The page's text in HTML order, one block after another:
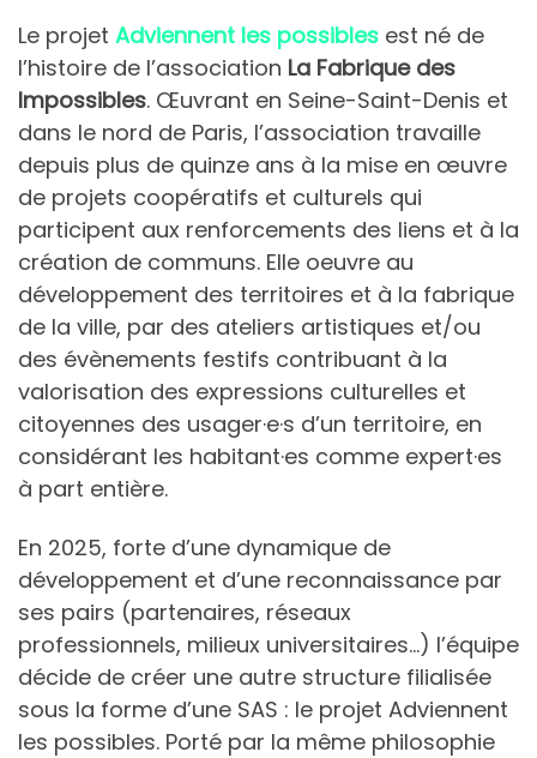
Le projet Adviennent les possibles est né de
l’histoire de l’association La Fabrique des
Impossibles. Œuvrant en Seine-Saint-Denis et
dans le nord de Paris, l’association travaille
depuis plus de quinze ans à la mise en œuvre
de projets coopératifs et culturels qui
participent aux renforcements des liens et à la
création de communs. Elle oeuvre au
développement des territoires et à la fabrique
de la ville, par des ateliers artistiques et/ou
des évènements festifs contribuant à la
valorisation des expressions culturelles et
citoyennes des usager·e·s d’un territoire, en
considérant les habitant·es comme expert·es
à part entière.
En 2025, forte d’une dynamique de
développement et d’une reconnaissance par
ses pairs (partenaires, réseaux
professionnels, milieux universitaires…) l’équipe
décide de créer une autre structure filialisée
sous la forme d’une SAS : le projet Adviennent
les possibles. Porté par la même philosophie